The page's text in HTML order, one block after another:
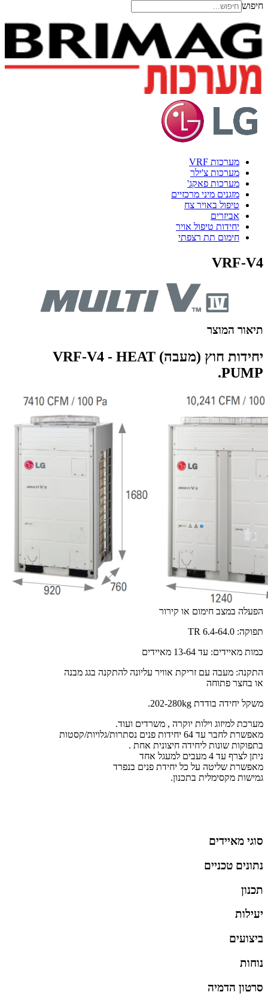
חיפוש
מערכות VRF
מערכות צ'ילר
מערכות פאקג'
מזגנים מיני מרכזיים
טיפול באויר צח
אביזרים
יחידות טיפול אויר
חימום תת רצפתי
VRF-V4
תיאור המוצר
יחידות חוץ (מעבה) VRF-V4 - HEAT
PUMP.
הפעלה במצב חימום או קירור
תפוקה: 6.4-64.0 TR
כמות מאיידים: עד 13-64 מאיידים
התקנה: מעבה עם זריקת אוויר עליונה להתקנה בגג מבנה
או בחצר פתוחה
משקל יחידה בודדת 202-280kg.
מערכת למיזוג וילות יוקרה , משרדים ועוד.
מאפשרת לחבר עד 64 יחידות פנים נסתרות/גלויות/קסטות
בתפוקות שונות ליחידה חיצונית אחת .
ניתן לצרף עד 4 מעבים למעגל אחד
מאפשרת שליטה על כל יחידת פנים בנפרד
גמישות מקסימלית בתכנון.
סוגי מאיידים
נתונים טכניים
תכנון
יעילות
ביצועים
נוחות
סרטון הדמיה